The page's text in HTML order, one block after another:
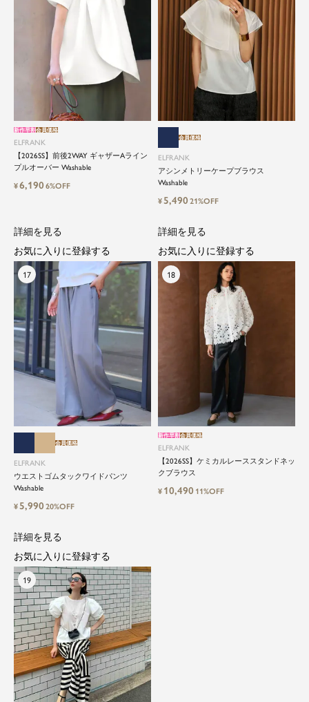
ELFRANK
【2026SS】前後2WAY ギャザーAライン
プルオーバー Washable
新作早割会員価格
¥6,1906%OFF
ELFRANK
アシンメトリーケープブラウス
Washable
会員価格
¥5,49021%OFF
ELFRANK
ウエストゴムタックワイドパンツ
Washable
会員価格
¥5,99020%OFF
詳細を見る
お気に入りに登録する
ELFRANK
【2026SS】ケミカルレーススタンドネッ
クブラウス
新作早割会員価格
¥ 10,490 11%OFF
詳細を見る
お気に入りに登録する
詳細を見る
お気に入りに登録する